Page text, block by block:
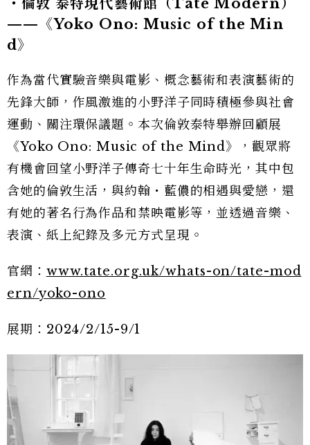
・倫敦 泰特現代藝術館（Tate Modern）
——《Yoko Ono: Music of the Min
d》
作為當代實驗音樂與電影、概念藝術和表演藝術的
先鋒大師，作風激進的小野洋子同時積極參與社會
運動、關注環保議題。本次倫敦泰特舉辦回顧展
《Yoko Ono: Music of the Mind》，觀眾將
有機會回望小野洋子傳奇七十年生命時光，其中包
含她的倫敦生活，與約翰・藍儂的相遇與愛戀，還
有她的著名行為作品和禁映電影等，並透過音樂、
表演、紙上紀錄及多元方式呈現。
官網： www.tate.org.uk/whats-on/tate-mod
ern/yoko-ono
展期：2024/2/15-9/1